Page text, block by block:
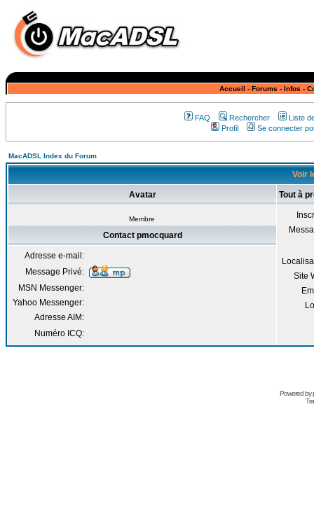
Accueil - Forums - Infos -
FAQ Rechercher
Liste
Profil
Se connecter
MacADSL Index du Forum
Voir
Avatar Tout à
Membre
Site
Contact pmocquard
Adresse e-mail:
Message Privé:
MSN Messenger:
Yahoo Messenger:
Adresse AIM:
Numéro ICQ:
Powered by